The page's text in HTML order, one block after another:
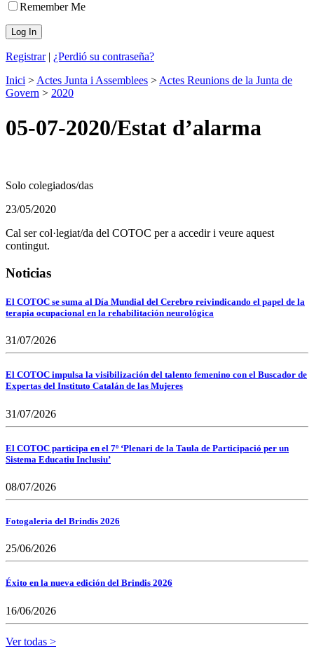
Remember Me
Registrar| ¿Perdió su contraseña?
Inici > Actes Junta i Assemblees > Actes Reunions de la Junta de
Govern > 2020
05-07-2020/Estat d’alarma
Solo colegiados/das
23/05/2020
Cal ser col·legiat/da del COTOC per a accedir i veure aquest
contingut.
Noticias
El COTOC se suma al Día Mundial del Cerebro reivindicando el papel de la
terapia ocupacional en la rehabilitación neurológica
31/07/2026
El COTOC impulsa la visibilización del talento femenino con el Buscador de
Expertas del Instituto Catalán de las Mujeres
31/07/2026
El COTOC participa en el 7º ‘Plenari de la Taula de Participació per un
Sistema Educatiu Inclusiu’
08/07/2026
Fotogaleria del Brindis 2026
25/06/2026
Éxito en la nueva edición del Brindis 2026
16/06/2026
Ver todas >